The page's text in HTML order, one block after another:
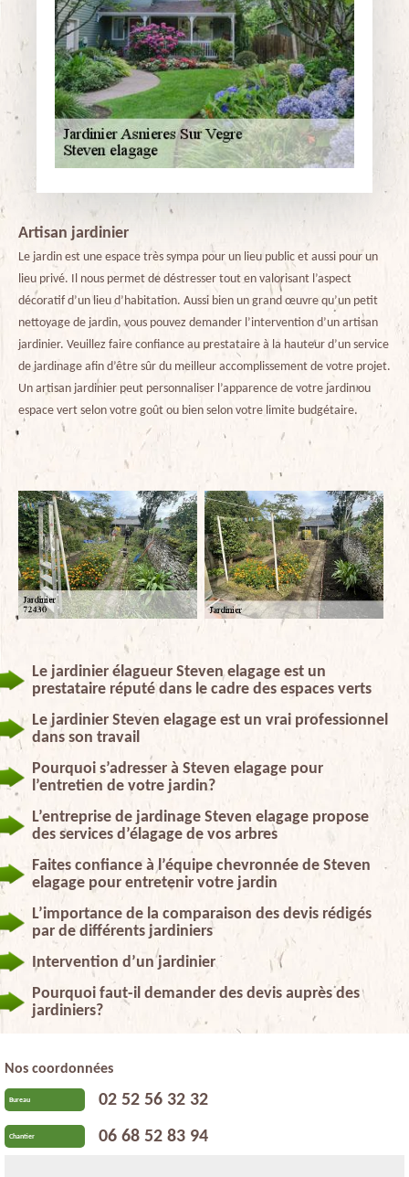
Artisan jardinier
Le jardin est une espace très sympa pour un lieu public et aussi pour un
lieu privé. Il nous permet de déstresser tout en valorisant l’aspect
décoratif d’un lieu d’habitation. Aussi bien un grand œuvre qu’un petit
nettoyage de jardin, vous pouvez demander l’intervention d’un artisan
jardinier. Veuillez faire confiance au prestataire à la hauteur d’un service
de jardinage afin d’être sûr du meilleur accomplissement de votre projet.
Un artisan jardinier peut personnaliser l’apparence de votre jardin ou
espace vert selon votre goût ou bien selon votre limite budgétaire.
Le jardinier élagueur Steven elagage est un
prestataire réputé dans le cadre des espaces verts
Le jardinier Steven elagage est un vrai professionnel
dans son travail
Pourquoi s’adresser à Steven elagage pour
l’entretien de votre jardin?
L’entreprise de jardinage Steven elagage propose
des services d’élagage de vos arbres
Faites confiance à l’équipe chevronnée de Steven
elagage pour entretenir votre jardin
L’importance de la comparaison des devis rédigés
par de différents jardiniers
Intervention d’un jardinier
Pourquoi faut-il demander des devis auprès des
jardiniers?
Nos coordonnées
Bureau 02 52 56 32 32
Chantier 06 68 52 83 94